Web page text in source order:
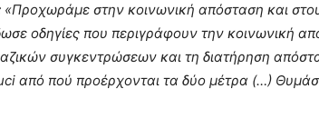
«Προχωράμε στην κοινωνική απόσταση και
οδηγίες που περιγράφουν την κοινωνική
συγκεντρώσεων και τη διατήρηση
από πού προέρχονται τα δύο μέτρα (…)